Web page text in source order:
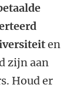
en
zijn aan
Houd er